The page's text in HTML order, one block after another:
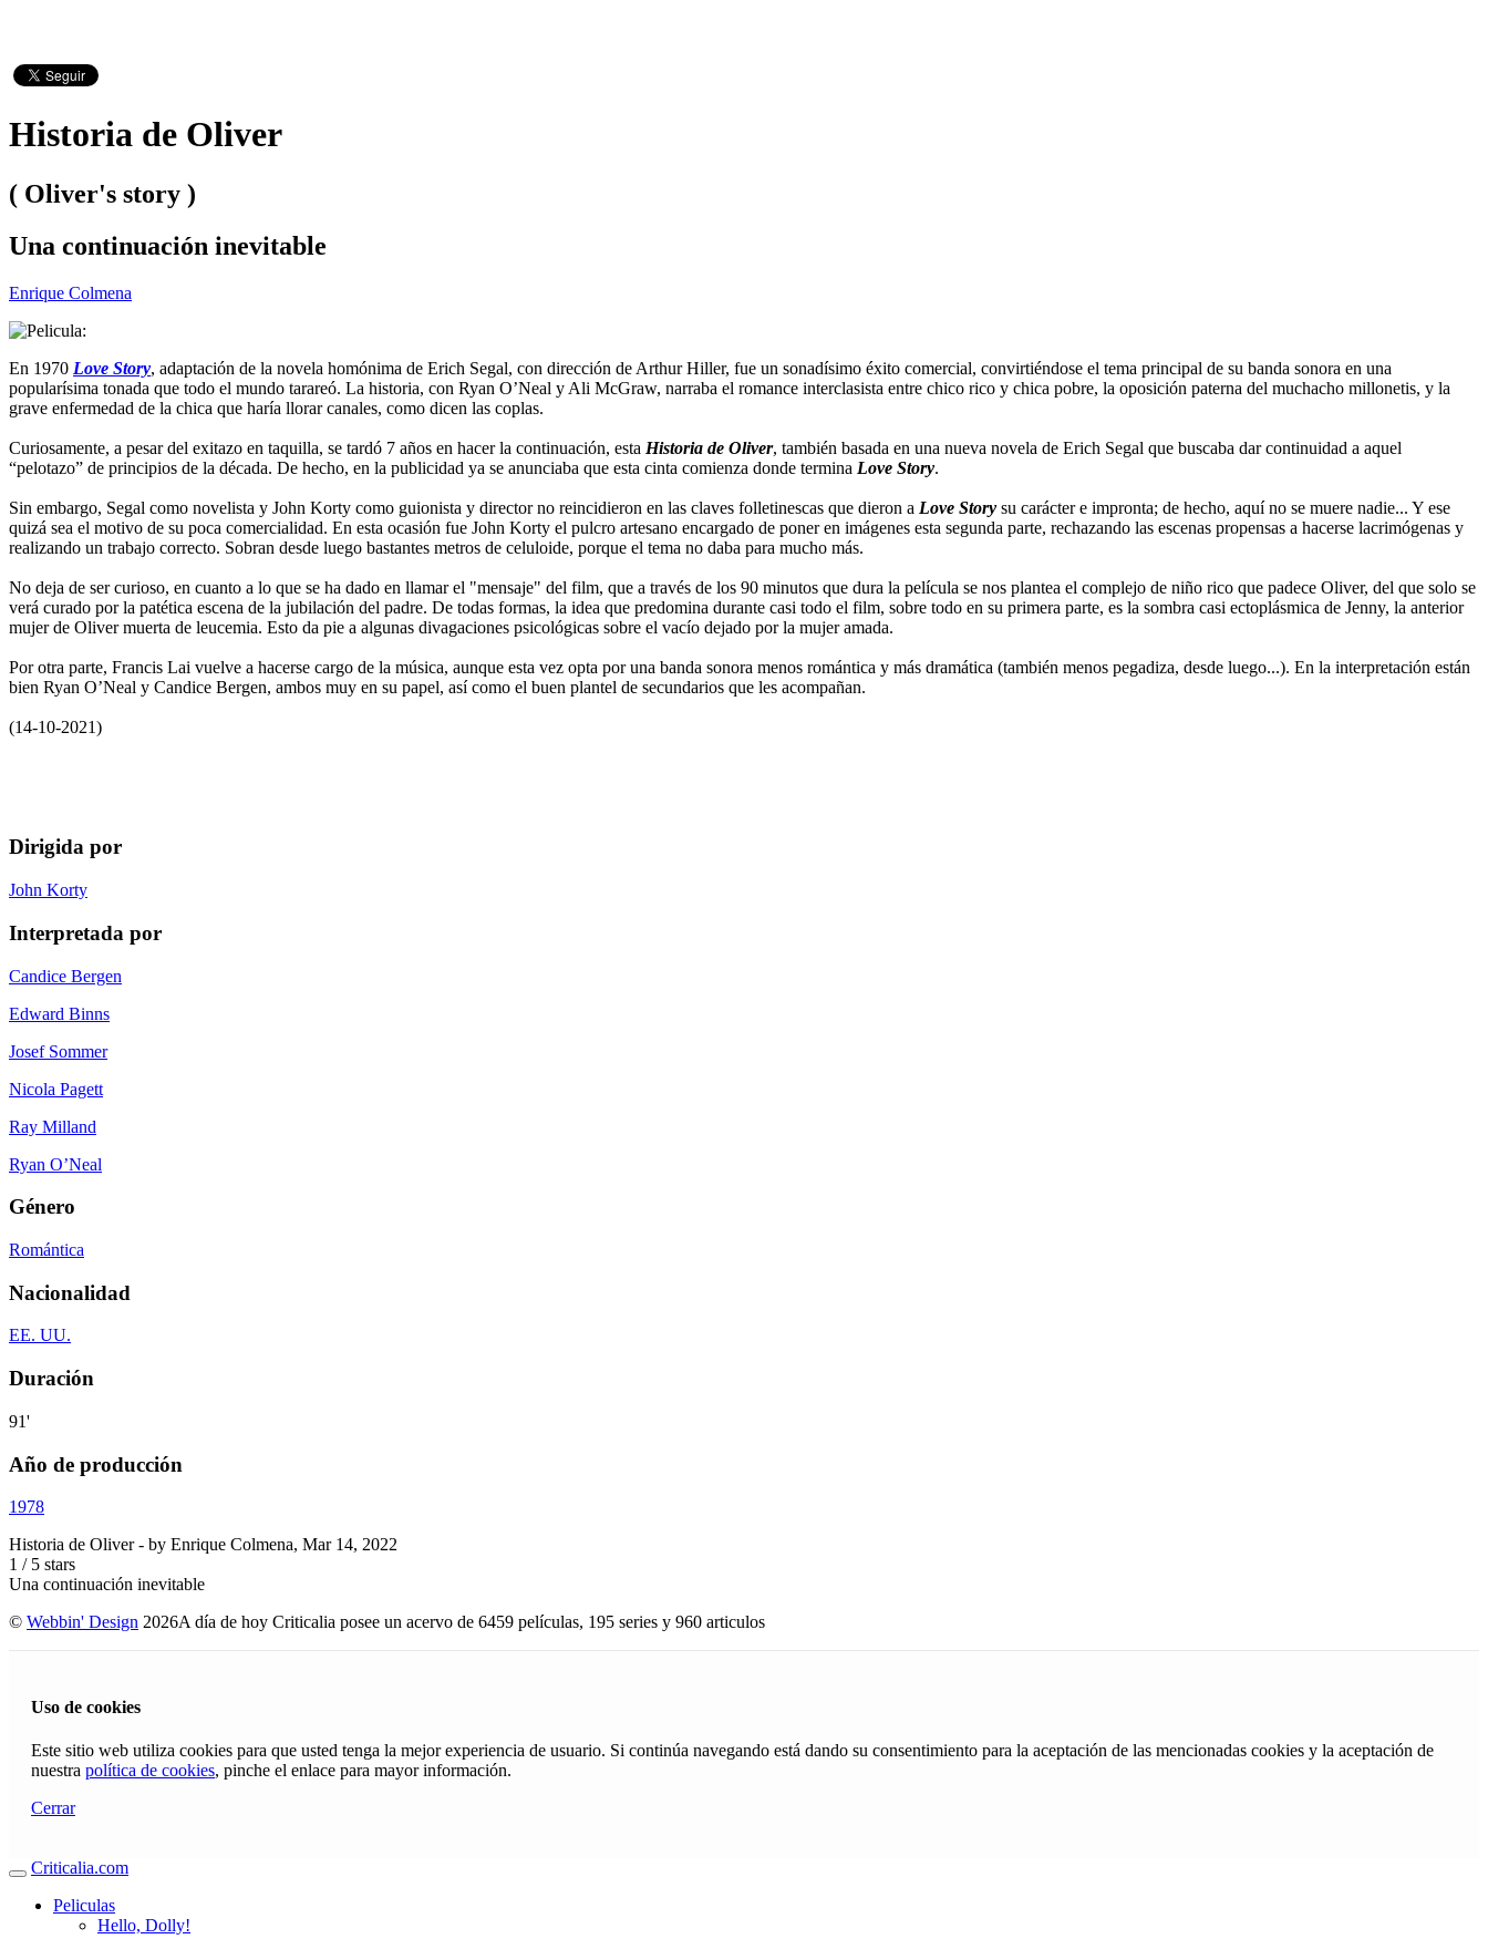
Historia de Oliver
( Oliver's story )
Una continuación inevitable
Enrique Colmena
En 1970 Love Story, adaptación de la novela homónima de Erich Segal, con dirección de Arthur Hiller, fue un sonadísimo éxito comercial, convirtiéndose el tema principal de su banda sonora en una
popularísima tonada que todo el mundo tarareó. La historia, con Ryan O’Neal y Ali McGraw, narraba el romance interclasista entre chico rico y chica pobre, la oposición paterna del muchacho millonetis, y la
grave enfermedad de la chica que haría llorar canales, como dicen las coplas.
Curiosamente, a pesar del exitazo en taquilla, se tardó 7 años en hacer la continuación, esta Historia de Oliver, también basada en una nueva novela de Erich Segal que buscaba dar continuidad a aquel
“pelotazo” de principios de la década. De hecho, en la publicidad ya se anunciaba que esta cinta comienza donde termina Love Story.
Sin embargo, Segal como novelista y John Korty como guionista y director no reincidieron en las claves folletinescas que dieron a Love Story su carácter e impronta; de hecho, aquí no se muere nadie... Y ese
quizá sea el motivo de su poca comercialidad. En esta ocasión fue John Korty el pulcro artesano encargado de poner en imágenes esta segunda parte, rechazando las escenas propensas a hacerse lacrimógenas y
realizando un trabajo correcto. Sobran desde luego bastantes metros de celuloide, porque el tema no daba para mucho más.
No deja de ser curioso, en cuanto a lo que se ha dado en llamar el "mensaje" del film, que a través de los 90 minutos que dura la película se nos plantea el complejo de niño rico que padece Oliver, del que solo se
verá curado por la patética escena de la jubilación del padre. De todas formas, la idea que predomina durante casi todo el film, sobre todo en su primera parte, es la sombra casi ectoplásmica de Jenny, la anterior
mujer de Oliver muerta de leucemia. Esto da pie a algunas divagaciones psicológicas sobre el vacío dejado por la mujer amada.
Por otra parte, Francis Lai vuelve a hacerse cargo de la música, aunque esta vez opta por una banda sonora menos romántica y más dramática (también menos pegadiza, desde luego...). En la interpretación están
bien Ryan O’Neal y Candice Bergen, ambos muy en su papel, así como el buen plantel de secundarios que les acompañan.
(14-10-2021)
Dirigida por
John Korty
Interpretada por
Candice Bergen
Edward Binns
Josef Sommer
Nicola Pagett
Ray Milland
Ryan O’Neal
Género
Romántica
Nacionalidad
EE. UU.
Duración
91'
Año de producción
1978
Historia de Oliver- by Enrique Colmena, Mar 14, 2022
1 / 5 stars
Una continuación inevitable
© Webbin' Design 2026A día de hoy Criticalia posee un acervo de 6459 películas, 195 series y 960 articulos
Uso de cookies
Este sitio web utiliza cookies para que usted tenga la mejor experiencia de usuario. Si continúa navegando está dando su consentimiento para la aceptación de las mencionadas cookies y la aceptación de
nuestra política de cookies, pinche el enlace para mayor información.
Cerrar
Criticalia.com
Peliculas
Hello, Dolly!